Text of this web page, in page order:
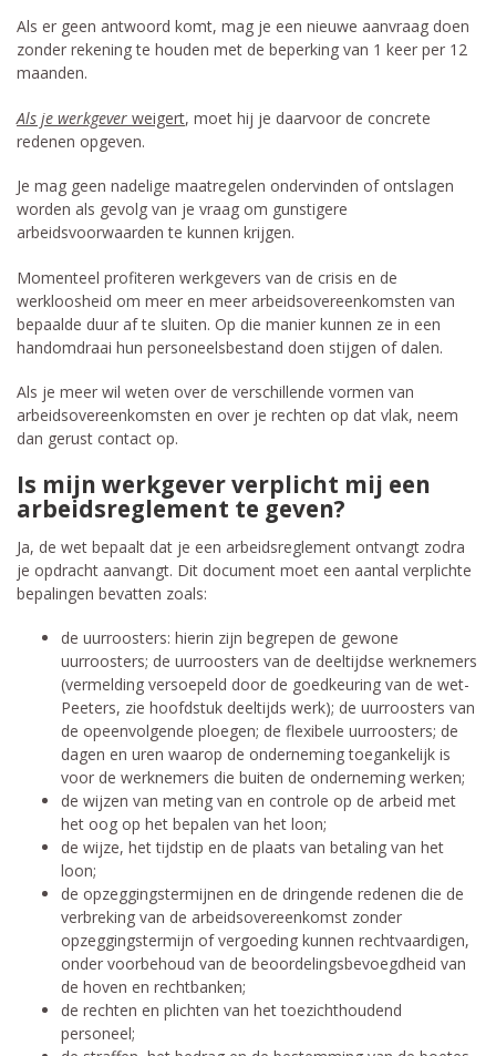
Als er geen antwoord komt, mag je een nieuwe aanvraag doen
zonder rekening te houden met de beperking van 1 keer per 12
maanden.
Als je werkgever weigert, moet hij je daarvoor de concrete
redenen opgeven.
Je mag geen nadelige maatregelen ondervinden of ontslagen
worden als gevolg van je vraag om gunstigere
arbeidsvoorwaarden te kunnen krijgen.
Momenteel profiteren werkgevers van de crisis en de
werkloosheid om meer en meer arbeidsovereenkomsten van
bepaalde duur af te sluiten. Op die manier kunnen ze in een
handomdraai hun personeelsbestand doen stijgen of dalen.
Als je meer wil weten over de verschillende vormen van
arbeidsovereenkomsten en over je rechten op dat vlak, neem
dan gerust contact op.
Is mijn werkgever verplicht mij een
arbeidsreglement te geven?
Ja, de wet bepaalt dat je een arbeidsreglement ontvangt zodra
je opdracht aanvangt. Dit document moet een aantal verplichte
bepalingen bevatten zoals:
de uurroosters: hierin zijn begrepen de gewone
uurroosters; de uurroosters van de deeltijdse werknemers
(vermelding versoepeld door de goedkeuring van de wet-
Peeters, zie hoofdstuk deeltijds werk); de uurroosters van
de opeenvolgende ploegen; de flexibele uurroosters; de
dagen en uren waarop de onderneming toegankelijk is
voor de werknemers die buiten de onderneming werken;
de wijzen van meting van en controle op de arbeid met
het oog op het bepalen van het loon;
de wijze, het tijdstip en de plaats van betaling van het
loon;
de opzeggingstermijnen en de dringende redenen die de
verbreking van de arbeidsovereenkomst zonder
opzeggingstermijn of vergoeding kunnen rechtvaardigen,
onder voorbehoud van de beoordelingsbevoegdheid van
de hoven en rechtbanken;
de rechten en plichten van het toezichthoudend
personeel;